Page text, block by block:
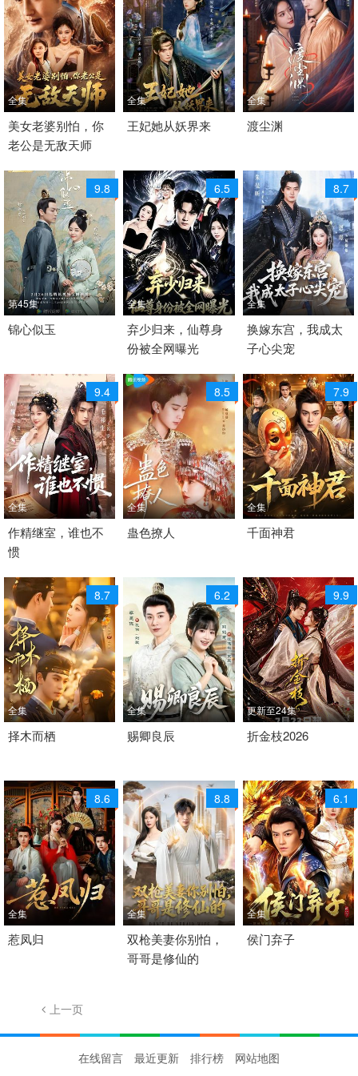
全集
2026 / 中国大陆 /
短剧 古装仙侠 国产
美女老婆别怕，你
老公是无敌天师
全集
2026 / 中国大陆 /
王妃她从妖界来
全集
2026 / 中国大陆 /
渡尘渊
9.8
第45集
2021 / 大陆 / 国语
锦心似玉
6.5
全集
2026 / 中国大陆 /
短剧 古装仙侠 国产
弃少归来，仙尊身
份被全网曝光
8.7
全集
2026 / 中国大陆 /
短剧 古装仙侠 国产
换嫁东宫，我成太
子心尖宠
9.4
全集
2026 / 中国大陆 /
短剧 古装仙侠 国产
作精继室，谁也不
惯
8.5
全集
2026 / 中国大陆 /
蛊色撩人
7.9
全集
2026 / 中国大陆 /
千面神君
8.7
全集
2026 / 中国大陆 /
择木而栖
6.2
全集
2026 / 中国大陆 /
赐卿良辰
9.9
更新至24集
2026 / 中国大陆 / 汉语
古装 国产
折金枝2026
8.6
全集
2026 / 中国大陆 /
惹凤归
8.8
全集
2026 / 中国大陆 /
短剧 古装仙侠 国产
双枪美妻你别怕，
哥哥是修仙的
6.1
全集
2026 / 中国大陆 /
侯门弃子
上一页
在线留言 最近更新 排行榜
网站地图